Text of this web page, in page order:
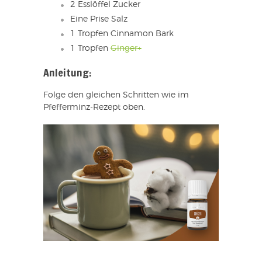
2 Esslöffel Zucker
Eine Prise Salz
1 Tropfen Cinnamon Bark
1 Tropfen Ginger+
Anleitung:
Folge den gleichen Schritten wie im
Pfefferminz-Rezept oben.